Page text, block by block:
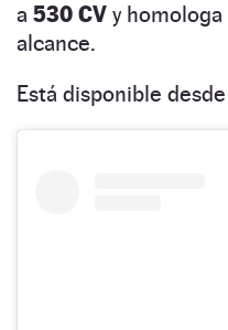
a 530 CV y
alcance.
Está disponible desde